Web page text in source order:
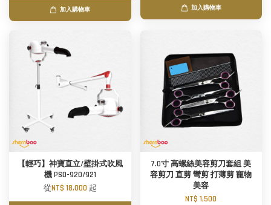
加入購物車 加入購物車
【輕巧】神寶直立/壁掛式吹風
機 PSD-920/921
從NT$ 18,000 起
7.0寸 高螺絲美容剪刀套組 美
容剪刀 直剪 彎剪 打薄剪 寵物
美容
NT$ 1,500